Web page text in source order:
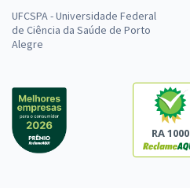
UFCSPA - Universidade Federal
de Ciência da Saúde de Porto
Alegre
RA 1000